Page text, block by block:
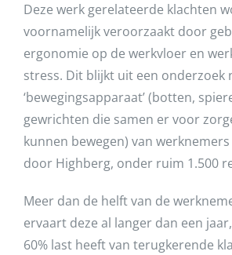
Deze werk gerelateerde klachten
voornamelijk veroorzaakt door
ergonomie op de werkvloer en
stress. Dit blijkt uit een onderzoek
‘bewegingsapparaat’ (botten,
gewrichten die samen er voor
kunnen bewegen) van
door Highberg, onder ruim 1.500
Meer dan de helft van de
ervaart deze al langer dan een
60% last heeft van terugkerende